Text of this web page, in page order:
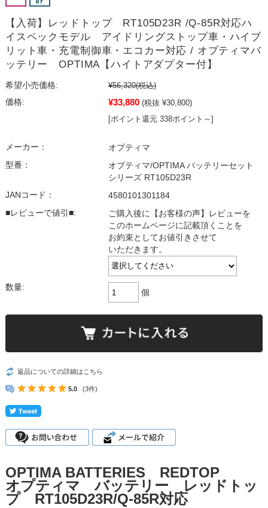
【入荷】レッドトップ RT105D23R /Q-85R対応ハ
イスペックモデル アイドリングストップ車・ハイブ
リット車・充電制御車・エコカー対応 / オプティマバ
ッテリー OPTIMA【ハイトアダプター付】
希望小売価格: ¥56,320(税込)
価格:
¥33,880 (税抜 ¥30,800)
[ポイント還元 338ポイント～]
メーカー：
オプティマ
型番：
オプティマ/OPTIMA バッテリーセット
シリーズ RT105D23R
JANコード：
4580101301184
■レビューで値引■:
ご購入後に【お客様の声】レビューを
このホームページに記載頂くことを
お約束としてお値引きさせて
いただきます。
数量:
個
返品についての詳細はこちら
5.0 (3件)
OPTIMA BATTERIES REDTOP
オプティマ バッテリー レッドトッ
プ RT105D23R/Q-85R対応